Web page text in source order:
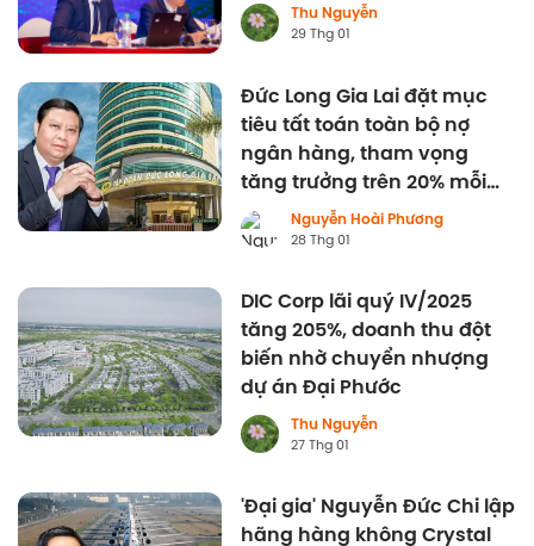
Thu Nguyễn
29 Thg 01
Đức Long Gia Lai đặt mục
tiêu tất toán toàn bộ nợ
ngân hàng, tham vọng
tăng trưởng trên 20% mỗi
năm
Nguyễn Hoài Phương
28 Thg 01
DIC Corp lãi quý IV/2025
tăng 205%, doanh thu đột
biến nhờ chuyển nhượng
dự án Đại Phước
Thu Nguyễn
27 Thg 01
'Đại gia' Nguyễn Đức Chi lập
hãng hàng không Crystal